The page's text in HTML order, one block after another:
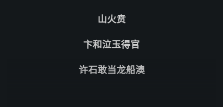
山火贲
卞和泣玉得官
许石敢当龙船澳